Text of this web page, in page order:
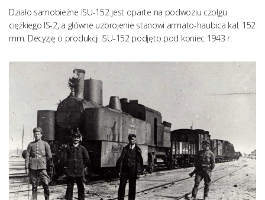
Działo samobieżne ISU-152 jest oparte na podwoziu czołgu
ciężkiego IS-2, a główne uzbrojenie stanowi armato-haubica kal. 152
mm. Decyzję o produkcji ISU-152 podjęto pod koniec 1943 r.